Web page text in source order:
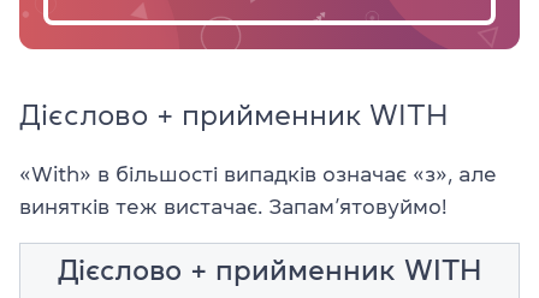
Дієслово + прийменник WITH
«With» в більшості випадків означає «з», але
винятків теж вистачає. Запам’ятовуймо!
Дієслово + прийменник WITH